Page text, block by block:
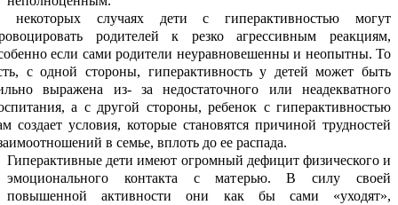
некоторых случаях дети с гиперактивностью могут
родителей к резко агрессивным реакциям,
если сами родители неуравновешенны и неопытны. То
с одной стороны, гиперактивность у детей может быть
выражена из- за недостаточного или неадекватного
а с другой стороны, ребенок с гиперактивностью
создает условия, которые становятся причиной трудностей
в семье, вплоть до ее распада.
Гиперактивные дети имеют огромный дефицит физического и
эмоционального контакта с матерью. В силу своей
повышенной активности они как бы сами «уходят»,